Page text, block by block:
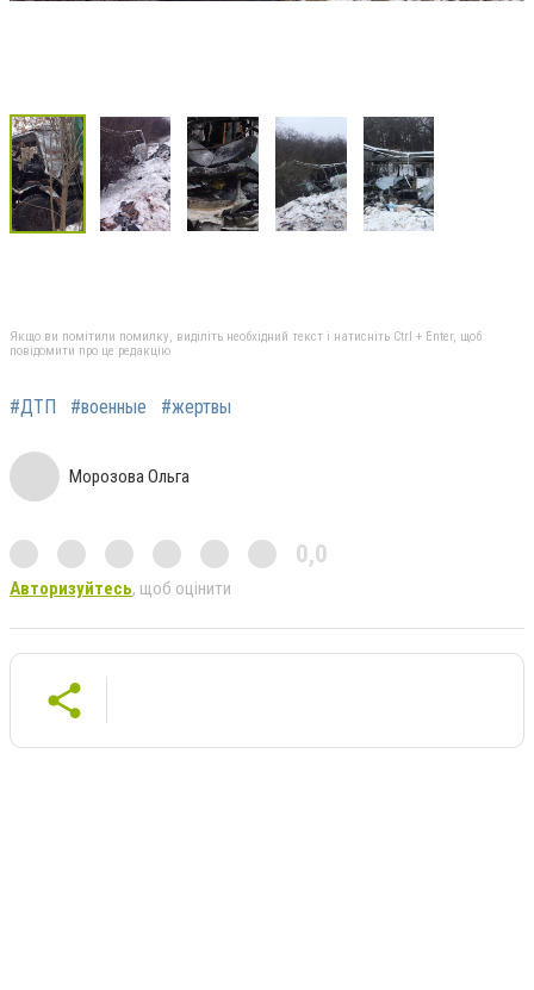
Якщо ви помітили помилку, виділіть необхідний текст і натисніть Ctrl + Enter, щоб
повідомити про це редакцію
#ДТП #военные #жертвы
Морозова Ольга
0,0
Авторизуйтесь, щоб оцінити